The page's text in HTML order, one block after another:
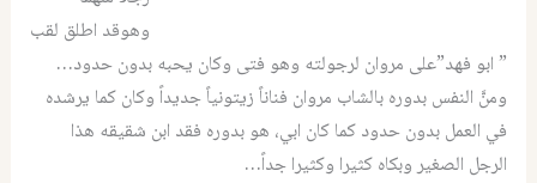
وهوقد اطلق لقب
” ابو فهد”على مروان لرجولته وهو فتى وكان يحبه بدون حدود…
ومنَّ النفس بدوره بالشاب مروان فناناً زيتونياً جديداً وكان كما يرشده
في العمل بدون حدود كما كان ابي، هو بدوره فقد ابن شقيقه هذا
الرجل الصغير وبكاه كثيرا وكثيرا جداً…